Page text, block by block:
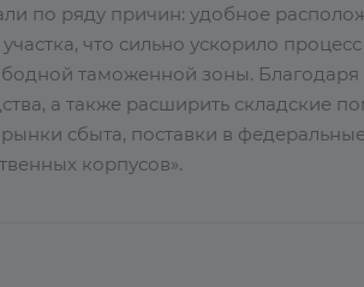
по ряду причин: удобное
что сильно ускорило
таможенной зоны.
а также расширить складские
сбыта, поставки в
корпусов».